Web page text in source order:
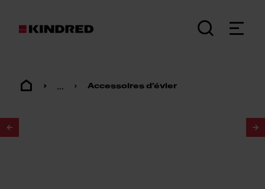
... Accessoires d'évier